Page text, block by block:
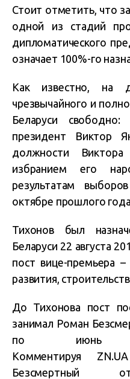
Стоит отметить, что
одной из стадий
дипломатического
означает 100%-го
Как известно, на
чрезвычайного и
Беларуси
президент Виктор
должности
избранием его
результатам
октябре прошлого
Тихонов был
Беларуси 22 августа
пост вице-премьера –
развития,
До Тихонова пост
занимал Роман
по июнь
Комментируя
Безсмертный